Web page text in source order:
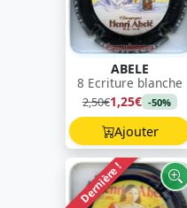
ABELE
8 Ecriture blanche
2,50€1,25€ -50%
Ajouter
Dernière !